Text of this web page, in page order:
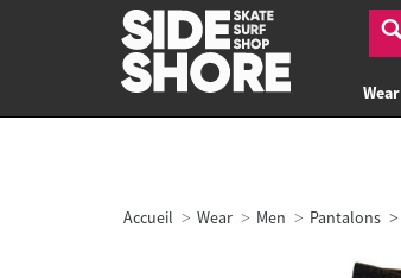
Wear
Accueil Wear Men Pantalons